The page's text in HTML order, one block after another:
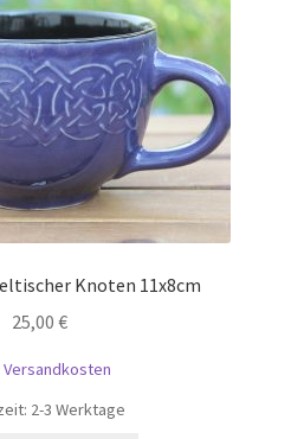
Knoten 11x8cm
25,00 €
Versandkosten
2-3 Werktage